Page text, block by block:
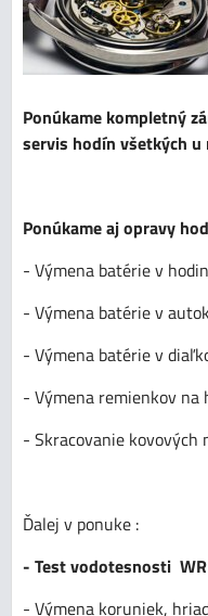
Ponúkame kompletný
servis hodín všetkých u
Ponúkame aj opravy
- Výmena batérie v
- Výmena batérie v
- Výmena batérie v
- Výmena remienkov na
- Skracovanie kovových
Ďalej v ponuke :
- Test vodotesnosti WR
- Výmena koruniek,